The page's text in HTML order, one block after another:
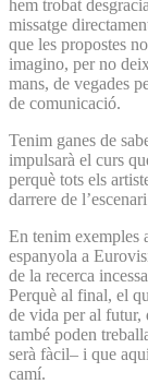
hem trobat
missatge
que les propostes
imagino, per no
mans, de vegades
de comunicació.
Tenim ganes de
impulsarà el curs
perquè tots els
darrere de
En tenim exemples
espanyola a
de la recerca
Perquè al final, el
de vida per al futur,
també poden
serà fàcil– i que
camí.